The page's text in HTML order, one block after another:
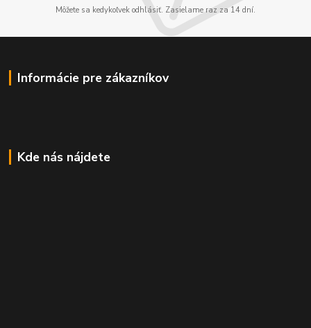
Môžete sa kedykoľvek odhlásiť. Zasielame raz za 14 dní.
Informácie pre zákazníkov
Kde nás nájdete